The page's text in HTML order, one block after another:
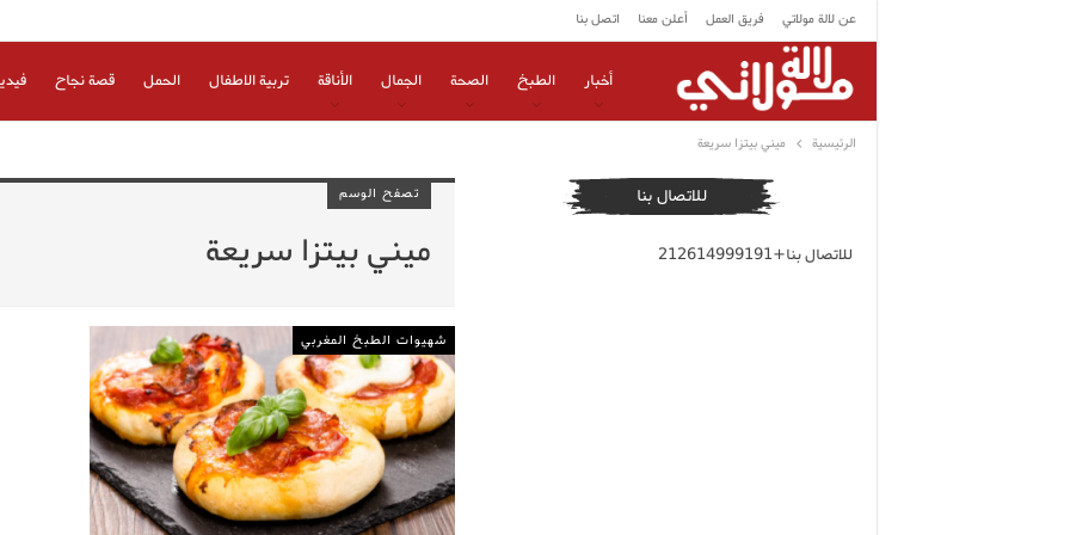
عن لالة مولاتي فريق العمل أعلن معنا اتصل بنا
أخبار الطبخ الصحة الجمال الأناقة تربية الاطفال الحمل قصة نجاح
الرئيسية ميني بيتزا سريعة
تصفح الوسم
ميني بيتزا سريعة
شهيوات الطبخ المغربي
للاتصال بنا
للاتصال بنا+212614999191